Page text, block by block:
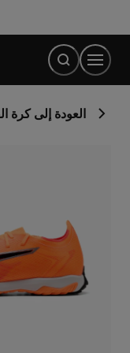
Content
العودة إلى كرة